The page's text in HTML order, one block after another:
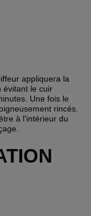
appliquera la
évitant le cuir
Une fois le
rincés.
à l'intérieur du